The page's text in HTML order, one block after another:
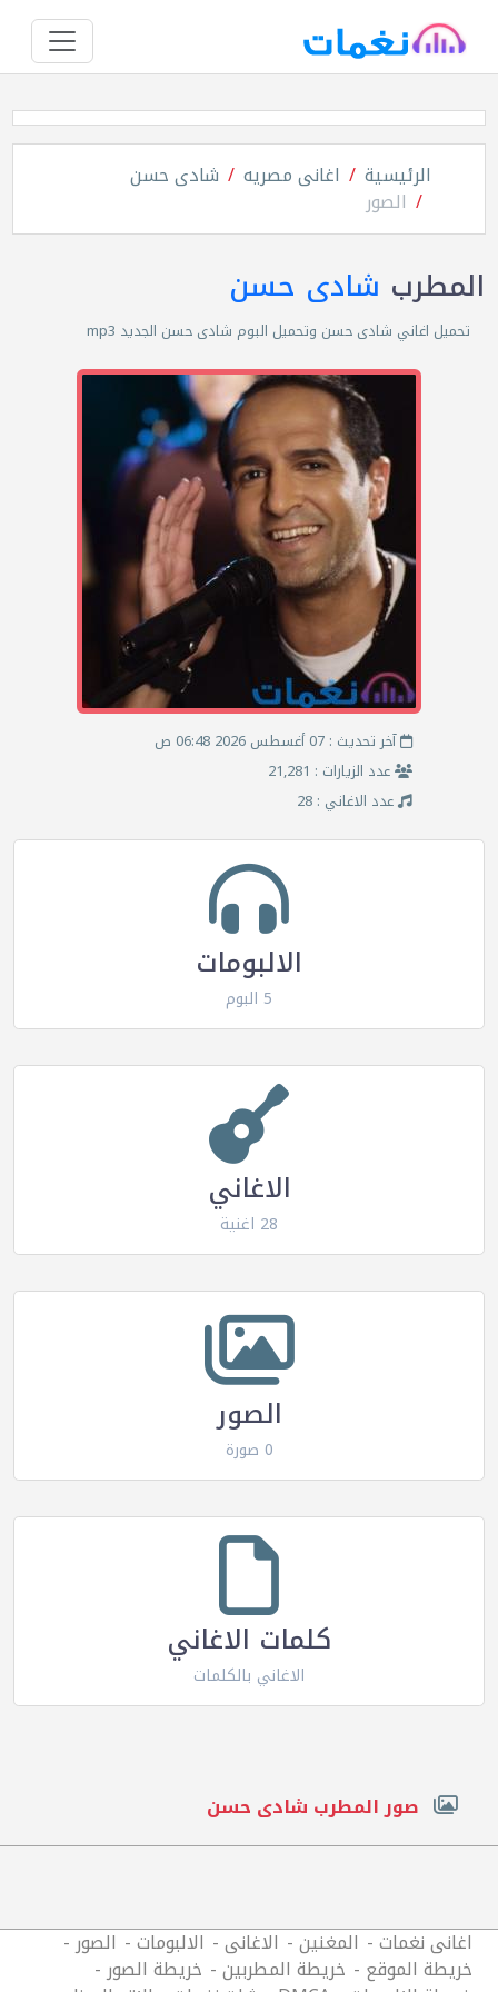
الرئيسية اغانى مصريه شادى حسن
الصور
المطرب شادى حسن
تحميل اغاني شادى حسن وتحميل البوم شادى حسن الجديد mp3
آخر تحديث : 07 أغسطس 2026 06:48 ص
عدد الزيارات : 21,281
عدد الاغاني : 28
الالبومات
5 البوم
الاغاني
28 اغنية
الصور
0 صورة
كلمات الاغاني
الاغاني بالكلمات
صور المطرب شادى حسن
اغانى نغمات المغنين الاغانى الالبومات الصور
خريطة الموقع خريطة المطربين خريطة الصور